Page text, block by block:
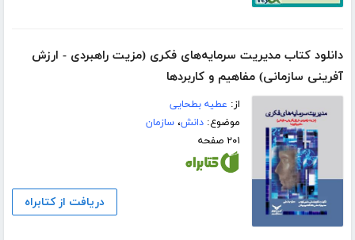
دانلود کتاب مدیریت سرمایه‌های فکری (مزیت راهبردی - ارزش
آفرینی سازمانی) مفاهیم و کاربردها
از: عطیه بطحایی
موضوع:دانش،سازمان
۲۰۱ صفحه
دریافت از کتابراه